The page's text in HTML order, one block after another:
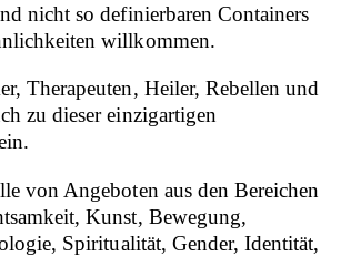
nicht so definierbaren Containers
willkommen.
Therapeuten, Heiler, Rebellen und
zu dieser einzigartigen
von Angeboten aus den Bereichen
Kunst, Bewegung,
Spiritualität, Gender, Identität,